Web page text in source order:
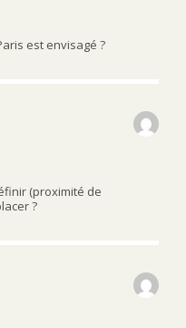
est envisagé ?
(proximité de
?